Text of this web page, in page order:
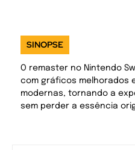
SINOPSE
O remaster no Nintendo
com gráficos melhorados
modernas, tornando a
sem perder a essência